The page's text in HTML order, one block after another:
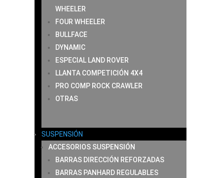
WHEELER
FOUR WHEELER
BULLFACE
DYNAMIC
ESPECIAL LAND ROVER
LLANTA COMPETICIÓN 4X4
PRO COMP ROCK CRAWLER
OTRAS
SUSPENSIÓN
ACCESORIOS SUSPENSIÓN
BARRAS DIRECCIÓN REFORZADAS
BARRAS PANHARD REGULABLES